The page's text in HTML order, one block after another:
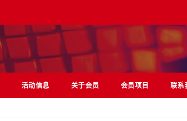
活动信息 关于会员 会员项目 联系